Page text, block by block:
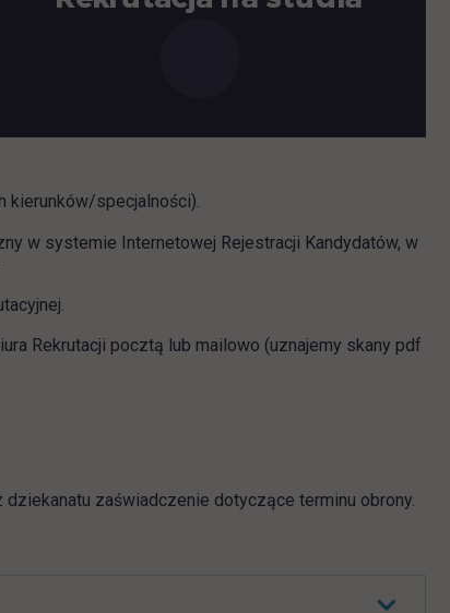
kierunków/specjalności).
w systemie Internetowej Rejestracji Kandydatów, w
Rekrutacji pocztą lub mailowo (uznajemy skany pdf
zaświadczenie dotyczące terminu obrony.